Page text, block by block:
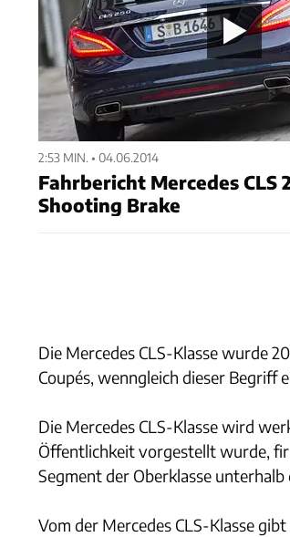
2:53 MIN. • 04.06.2014
Fahrbericht Mercedes CLS
Shooting Brake
Die Mercedes CLS-Klasse wurde
Coupés, wenngleich dieser Begriff
Die Mercedes CLS-Klasse wird
Öffentlichkeit vorgestellt wurde,
Segment der Oberklasse
Vom der Mercedes CLS-Klasse